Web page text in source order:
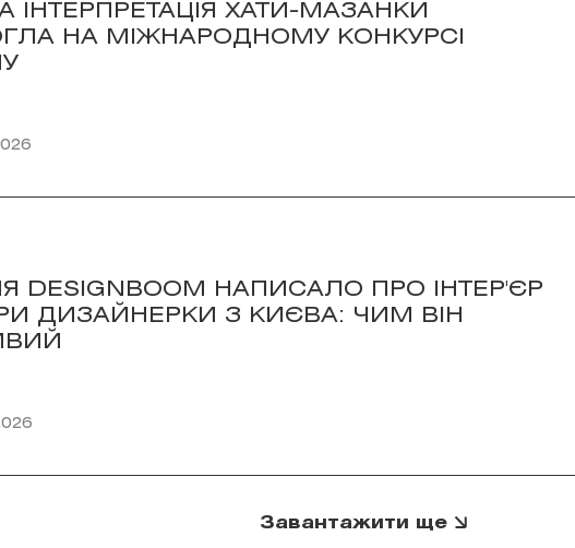
ІНТЕРПРЕТАЦІЯ ХАТИ-МАЗАНКИ
НА МІЖНАРОДНОМУ КОНКУРСІ
DESIGNBOOM НАПИСАЛО ПРО ІНТЕР'ЄР
ДИЗАЙНЕРКИ З КИЄВА: ЧИМ ВІН
Завантажити ще